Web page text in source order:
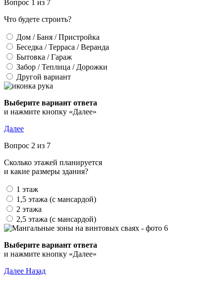
Вопрос 1 из 7
Что будете строить?
Дом / Баня / Пристройка
Беседка / Терраса / Веранда
Бытовка / Гараж
Забор / Теплица / Дорожки
Другой вариант
Выберите вариант ответа
и нажмите кнопку «Далее»
Далее
Вопрос 2 из 7
Сколько этажей планируется
и какие размеры здания?
1 этаж
1,5 этажа (с мансардой)
2 этажа
2,5 этажа (с мансардой)
Выберите вариант ответа
и нажмите кнопку «Далее»
Далее Назад